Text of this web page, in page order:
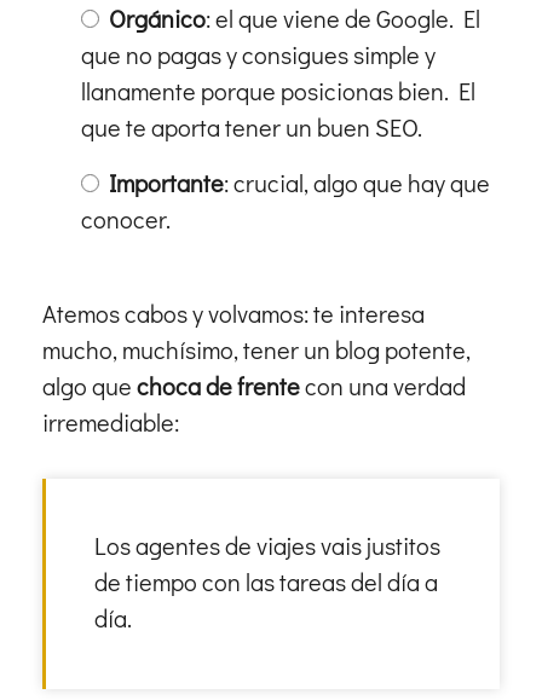
Orgánico: el que viene de Google. El
que no pagas y consigues simple y
llanamente porque posicionas bien. El
que te aporta tener un buen SEO.
Importante: crucial, algo que hay que
conocer.
Atemos cabos y volvamos: te interesa
mucho, muchísimo, tener un blog potente,
algo quechoca de frentecon una verdad
irremediable:
Los agentes de viajes vais justitos
de tiempo con las tareas del día a
día.